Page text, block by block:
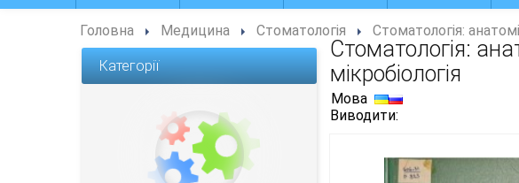
Головна Медицина Стоматологія Стоматологія:
Категорії
Стоматологія:
мікробіологія
Мова
Виводити: